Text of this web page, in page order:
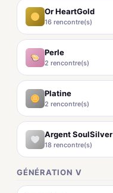
Or HeartGold
16 rencontre(s)
Perle
2 rencontre(s)
Platine
2 rencontre(s)
Argent SoulSilver
18 rencontre(s)
GÉNÉRATION V